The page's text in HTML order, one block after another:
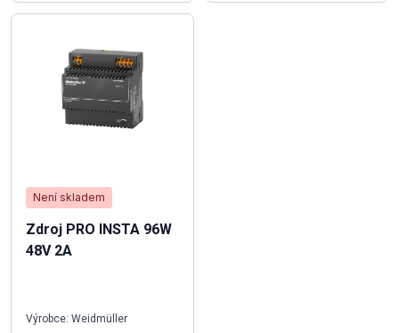
Není skladem
Zdroj PRO INSTA 96W
48V 2A
Výrobce: Weidmüller